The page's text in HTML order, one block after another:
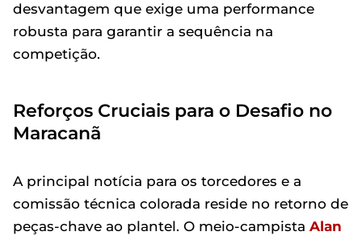
desvantagem que exige uma performance
robusta para garantir a sequência na
competição.
Reforços Cruciais para o Desafio no
Maracanã
A principal notícia para os torcedores e a
comissão técnica colorada reside no retorno de
peças-chave ao plantel. O meio-campista Alan